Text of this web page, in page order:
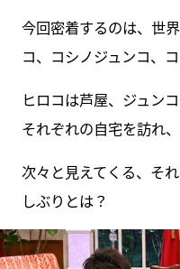
今回密着するのは、世
コ、コシノジュンコ、
ヒロコは芦屋、ジュン
それぞれの自宅を訪れ
次々と見えてくる、そ
しぶりとは？